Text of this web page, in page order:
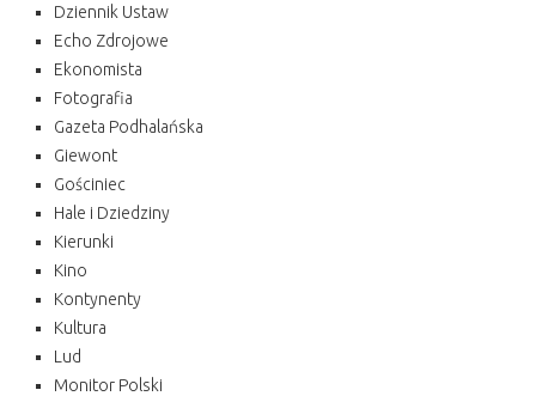
Dziennik Ustaw
Echo Zdrojowe
Ekonomista
Fotografia
Gazeta Podhalańska
Giewont
Gościniec
Hale i Dziedziny
Kierunki
Kino
Kontynenty
Kultura
Lud
Monitor Polski